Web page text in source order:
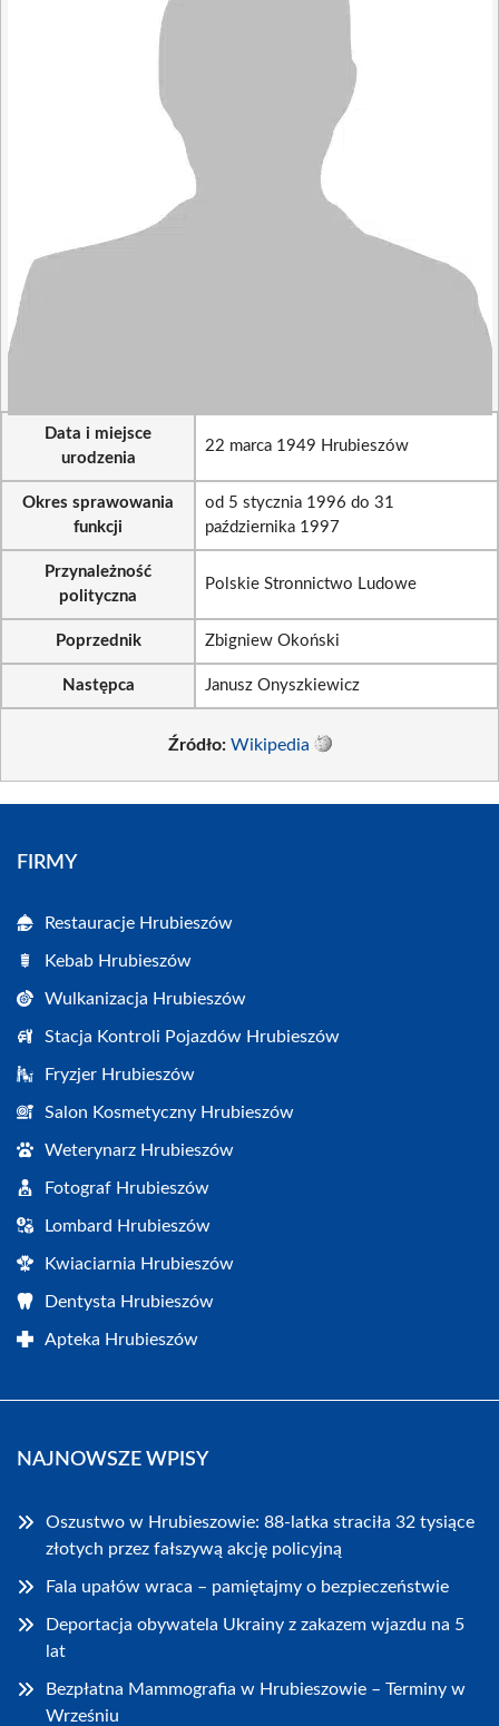
Data i miejsce
urodzenia
22 marca 1949 Hrubieszów
Okres sprawowania
funkcji
od 5 stycznia 1996 do 31
października 1997
Przynależność
polityczna
Polskie Stronnictwo Ludowe
Poprzednik Zbigniew Okoński
Następca Janusz Onyszkiewicz
Źródło: Wikipedia
FIRMY
Restauracje Hrubieszów
Kebab Hrubieszów
Wulkanizacja Hrubieszów
Stacja Kontroli Pojazdów Hrubieszów
Fryzjer Hrubieszów
Salon Kosmetyczny Hrubieszów
Weterynarz Hrubieszów
Fotograf Hrubieszów
Lombard Hrubieszów
Kwiaciarnia Hrubieszów
Dentysta Hrubieszów
Apteka Hrubieszów
NAJNOWSZE WPISY
Oszustwo w Hrubieszowie: 88-latka straciła 32 tysiące
złotych przez fałszywą akcję policyjną
Fala upałów wraca – pamiętajmy o bezpieczeństwie
Deportacja obywatela Ukrainy z zakazem wjazdu na 5
lat
Bezpłatna Mammografia w Hrubieszowie – Terminy w
Wrześniu